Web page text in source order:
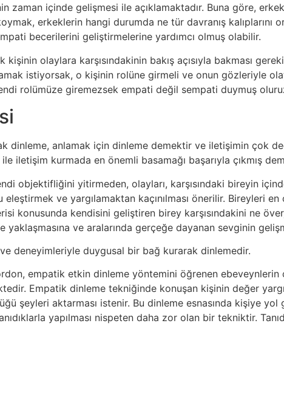
zaman içinde gelişmesi ile açıklamaktadır. Buna göre,
erkeklerin hangi durumda ne tür davranış kalıplarını
becerilerini geliştirmelerine yardımcı olmuş olabilir.
olaylara karşısındakinin bakış açısıyla bakması
istiyorsak, o kişinin rolüne girmeli ve onun gözleriyle
rolümüze giremezsek empati değil sempati duymuş
dinleme, anlamak için dinleme demektir ve iletişimin çok
iletişim kurmada en önemli basamağı başarıyla çıkmış
objektifliğini yitirmeden, olayları, karşısındaki bireyin
eleştirmek ve yargılamaktan kaçınılması önerilir. Bireyleri
konusunda kendisini geliştiren birey karşısındakini ne
yaklaşmasına ve aralarında gerçeğe dayanan sevginin
deneyimleriyle duygusal bir bağ kurarak dinlemedir.
empatik etkin dinleme yöntemini öğrenen
Empatik dinleme tekniğinde konuşan kişinin değer
şeyleri aktarması istenir. Bu dinleme esnasında kişiye yol
yapılması nispeten daha zor olan bir tekniktir.